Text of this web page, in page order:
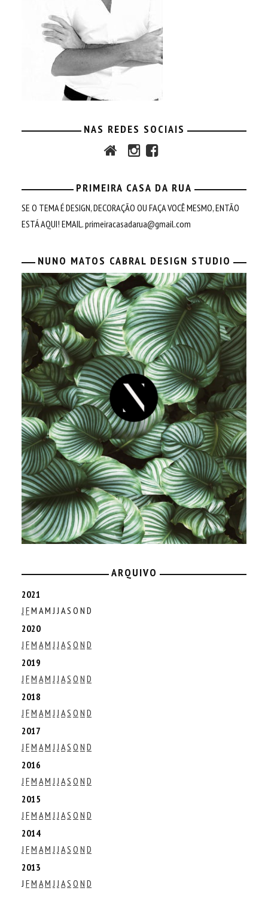
NAS REDES SOCIAIS
PRIMEIRA CASA DA RUA
SE O TEMA É DESIGN, DECORAÇÃO OU FAÇA VOCÊ MESMO, ENTÃO
ESTÁ AQUI! EMAIL.primeiracasadarua@gmail.com
NUNO MATOS CABRAL DESIGN STUDIO
ARQUIVO
2021
J FM AM J J AS O N D
2020
J FM AM J J AS O N D
2019
J FM AM J J AS O N D
2018
J FM AM J J AS O N D
2017
J FM AM J J AS O N D
2016
J FM AM J J AS O N D
2015
J FM AM J J AS O N D
2014
J FM AM J J AS O N D
2013
J FM AM J J AS O N D